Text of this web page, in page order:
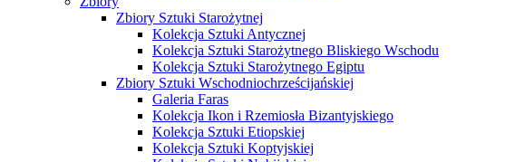
Zbiory Sztuki Starożytnej
Kolekcja Sztuki Antycznej
Kolekcja Sztuki Starożytnego Bliskiego Wschodu
Kolekcja Sztuki Starożytnego Egiptu
Zbiory Sztuki Wschodniochrześcijańskiej
Galeria Faras
Kolekcja Ikon i Rzemiosła Bizantyjskiego
Kolekcja Sztuki Etiopskiej
Kolekcja Sztuki Koptyjskiej